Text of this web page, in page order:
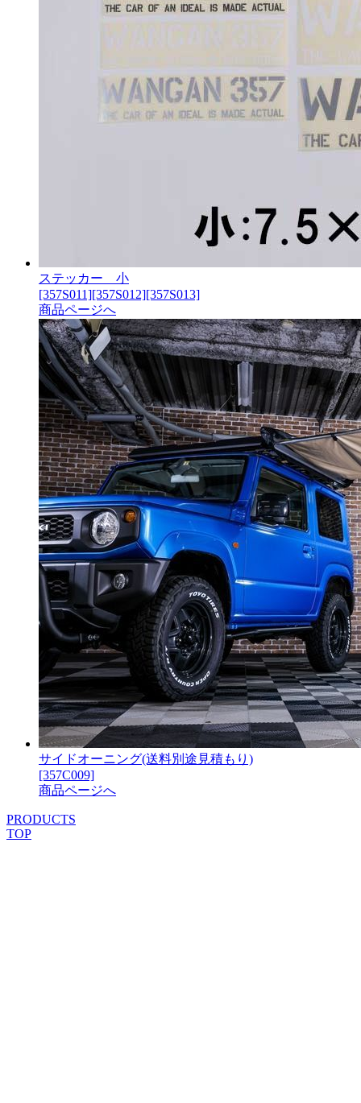
ステッカー 小
[357S011][357S012][357S013]
商品ページへ
サイドオーニング(送料別途見積もり)
[357C009]
商品ページへ
PRODUCTS
TOP